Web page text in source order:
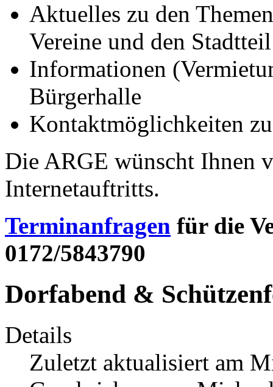
Aktuelles zu den
Vereine und den
Informationen
Bürgerhalle
Kontaktmöglichkeiten
Die ARGE wünscht Ihnen
Internetauftritts.
Terminanfragen für die
0172/5843790
Dorfabend &
Details
Zuletzt aktualisiert am